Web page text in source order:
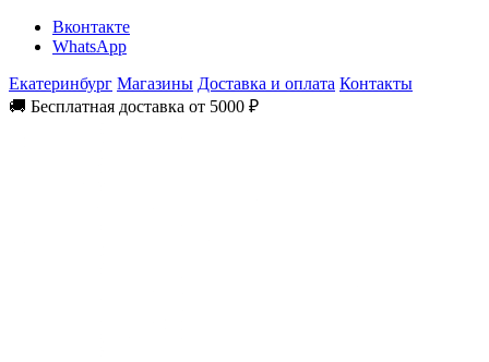
Вконтакте
WhatsApp
Екатеринбург Магазины Доставка и оплата Контакты
🚚 Бесплатная доставка от 5000 ₽